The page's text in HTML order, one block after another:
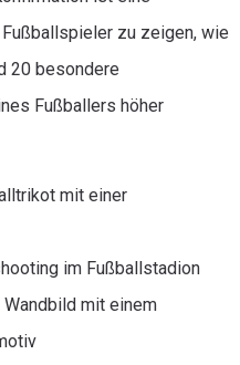
zu zeigen, wie
20 besondere
Fußballers höher
mit einer
im Fußballstadion
mit einem